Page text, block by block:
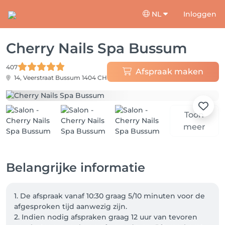
NL Inloggen
Cherry Nails Spa Bussum
407
14, Veerstraat Bussum 1404 CH
Afspraak maken
Toon
meer
Belangrijke informatie
1. De afspraak vanaf 10:30 graag 5/10 minuten voor de
afgesproken tijd aanwezig zijn.
2. Indien nodig afspraken graag 12 uur van tevoren